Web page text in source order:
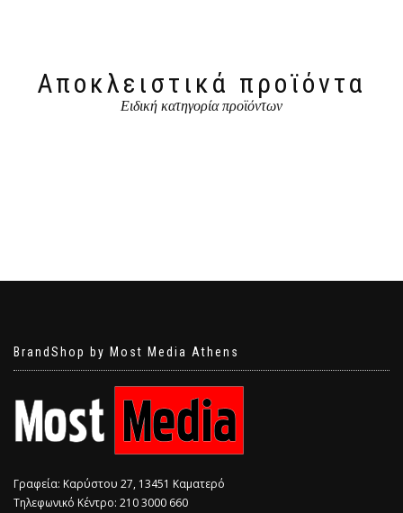
Αποκλειστικά προϊόντα
Ειδική κατηγορία προϊόντων
BrandShop by Most Media Athens
Γραφεία: Καρύστου 27, 13451 Καματερό
Τηλεφωνικό Κέντρο: 210 3000 660